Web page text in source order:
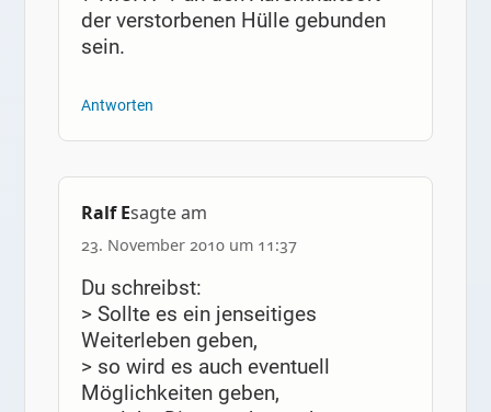
der verstorbenen Hülle gebunden
sein.
Antworten
Ralf Esagte am
23. November 2010 um 11:37
Du schreibst:
> Sollte es ein jenseitiges
Weiterleben geben,
> so wird es auch eventuell
Möglichkeiten geben,